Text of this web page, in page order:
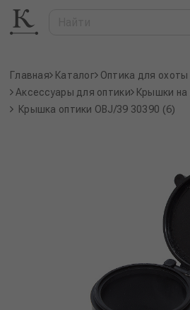
Главная Каталог Оптика для охоты
Аксессуары для оптики
Крышки на
Крышка оптики OBJ/39 30390 (6)